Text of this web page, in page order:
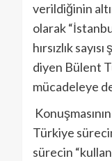
verildiğinin
olarak
hırsızlık
diyen Bülent
mücadeleye
Türkiye
sürecin